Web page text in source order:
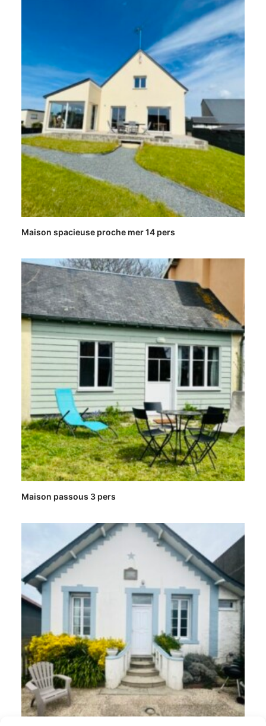
Maison spacieuse proche mer 14 pers
Maison passous 3 pers